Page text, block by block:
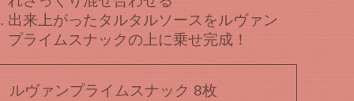
出来上がったタルタルソースをルヴァン
プライムスナックの上に乗せ完成！
ルヴァンプライムスナック 8枚